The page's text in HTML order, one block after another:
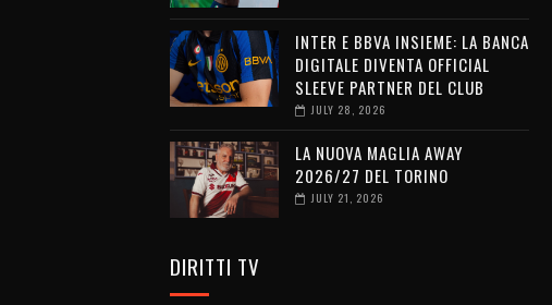
INTER E BBVA INSIEME: LA BANCA
DIGITALE DIVENTA OFFICIAL
SLEEVE PARTNER DEL CLUB
JULY 28, 2026
LA NUOVA MAGLIA AWAY
2026/27 DEL TORINO
JULY 21, 2026
DIRITTI TV